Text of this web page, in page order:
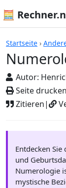
🧮
Startseite ›
Autor:
Seite drucken
Zitieren|
Rechner
Entdecken
und
Numerologie
mystische